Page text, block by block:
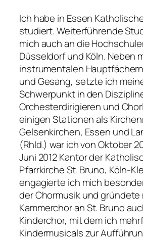
Ich habe in Essen
studiert. Weiterführende
mich auch an die
Düsseldorf und Köln. Neben
instrumentalen
und Gesang, setzte ich
Schwerpunkt in den
Orchesterdirigieren und
einigen Stationen als
Gelsenkirchen, Essen und
(Rhld.) war ich von Oktober
Juni 2012 Kantor der
Pfarrkirche St. Bruno, Köln-
engagierte ich mich
der Chormusik und
Kammerchor an St. Bruno
Kinderchor, mit dem ich
Kindermusicals zur